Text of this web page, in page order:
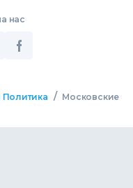
нас
Политика / Московские